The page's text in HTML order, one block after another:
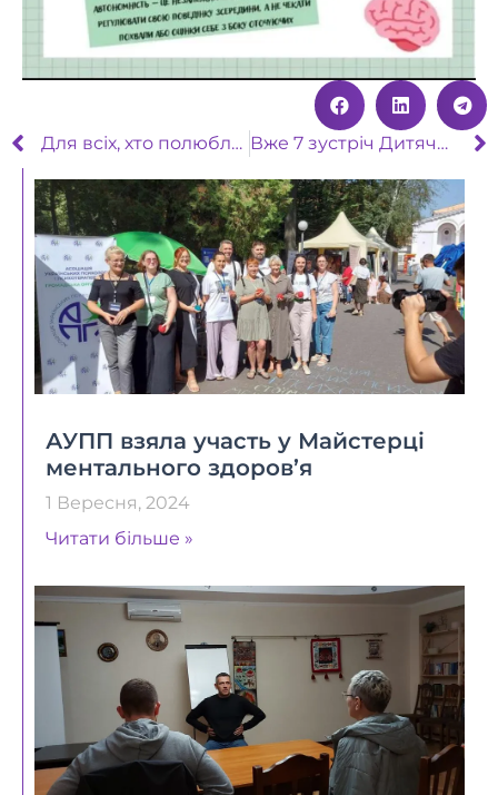
Для всіх, хто полюбляє ігри! Ось такий подарунок від Світлани Ройз! Вже 7 зустріч Дитячої групи самодопомоги!
АУПП взяла участь у Майстерці
ментального здоров’я
1 Вересня, 2024
Читати більше »